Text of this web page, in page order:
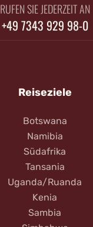
RUFEN SIE JEDERZEIT AN
+49 7343 929 98-0
Reiseziele
Botswana
Namibia
Südafrika
Tansania
Uganda/Ruanda
Kenia
Sambia